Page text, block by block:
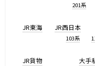
201系
JR東海 JR西日本
103系
JR貨物 大手